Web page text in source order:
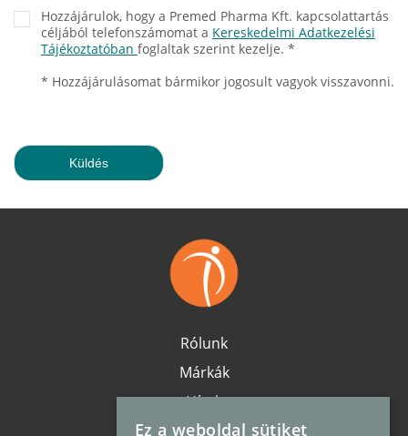
Hozzájárulok, hogy a Premed Pharma Kft. kapcsolattartás
céljából telefonszámomat a Kereskedelmi Adatkezelési
Tájékoztatóban foglaltak szerint kezelje. *
* Hozzájárulásomat bármikor jogosult vagyok visszavonni.
Rólunk
Márkák
Hírek
Karrier
Ez a weboldal sütiket